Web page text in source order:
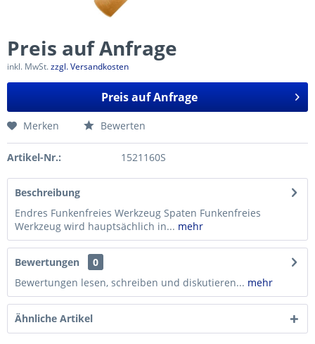
Preis auf Anfrage
inkl. MwSt.zzgl. Versandkosten
Preis auf Anfrage
Merken Bewerten
Artikel-Nr.: 1521160S
Beschreibung
Endres Funkenfreies Werkzeug Spaten Funkenfreies
Werkzeug wird hauptsächlich in... mehr
Bewertungen
0
Bewertungen lesen, schreiben und diskutieren... mehr
Ähnliche Artikel